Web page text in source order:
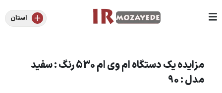
استان
مزایده یک دستگاه ام وی ام 530 رنگ : سفید
مدل : 90